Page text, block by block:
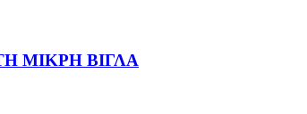
ΜΙΚΡΗ ΒΙΓΛΑ